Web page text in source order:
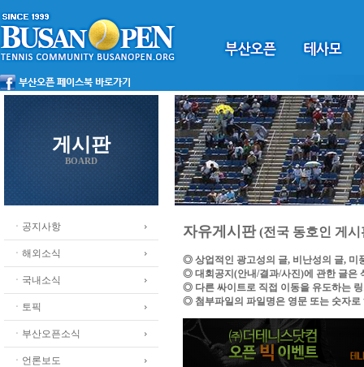
게시판
BOARD
ㆍ공지사항
ㆍ해외소식
ㆍ국내소식
ㆍ토픽
ㆍ부산오픈소식
ㆍ언론보도
자유게시판(전국 동호인 게시
◎ 상업적인 광고성의 글, 비난성의 글, 미
◎ 대회공지(안내/결과/사진)에 관한 글은
◎ 다른 싸이트로 직접 이동을 유도하는
◎ 첨부파일의 파일명은 영문 또는 숫자로